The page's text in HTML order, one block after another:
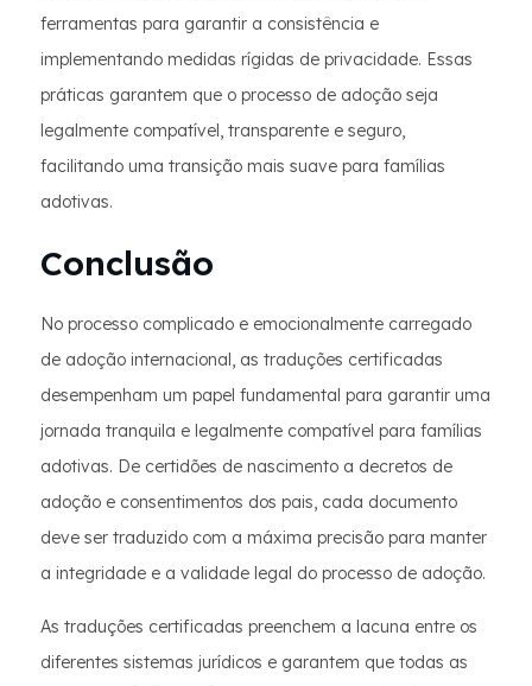
ferramentas para garantir a consistência e
implementando medidas rígidas de privacidade. Essas
práticas garantem que o processo de adoção seja
legalmente compatível, transparente e seguro,
facilitando uma transição mais suave para famílias
adotivas.
Conclusão
No processo complicado e emocionalmente carregado
de adoção internacional, as traduções certificadas
desempenham um papel fundamental para garantir uma
jornada tranquila e legalmente compatível para famílias
adotivas. De certidões de nascimento a decretos de
adoção e consentimentos dos pais, cada documento
deve ser traduzido com a máxima precisão para manter
a integridade e a validade legal do processo de adoção.
As traduções certificadas preenchem a lacuna entre os
diferentes sistemas jurídicos e garantem que todas as